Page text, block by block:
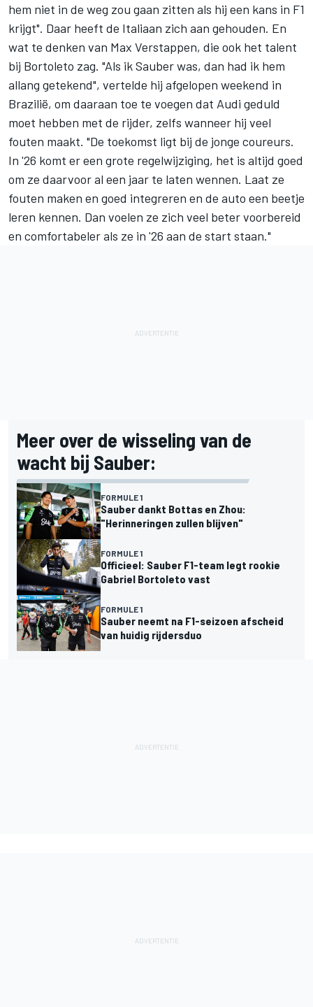
hem niet in de weg zou gaan zitten als hij een kans in F1
krijgt". Daar heeft de Italiaan zich aan gehouden. En
wat te denken van Max Verstappen, die ook het talent
bij Bortoleto zag. "Als ik Sauber was, dan had ik hem
allang getekend", vertelde hij afgelopen weekend in
Brazilië, om daaraan toe te voegen dat Audi geduld
moet hebben met de rijder, zelfs wanneer hij veel
fouten maakt. "De toekomst ligt bij de jonge coureurs.
In '26 komt er een grote regelwijziging, het is altijd goed
om ze daarvoor al een jaar te laten wennen. Laat ze
fouten maken en goed integreren en de auto een beetje
leren kennen. Dan voelen ze zich veel beter voorbereid
en comfortabeler als ze in '26 aan de start staan."
Meer over de wisseling van de
wacht bij Sauber:
FORMULE 1
Sauber dankt Bottas en Zhou:
"Herinneringen zullen blijven"
FORMULE 1
Officieel: Sauber F1-team legt rookie
Gabriel Bortoleto vast
FORMULE 1
Sauber neemt na F1-seizoen afscheid
van huidig rijdersduo